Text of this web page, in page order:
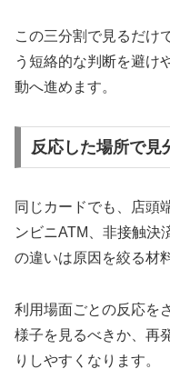
この三分割で見るだけ
う短絡的な判断を避け
動へ進めます。
反応した場所で見
同じカードでも、店頭
ンビニATM、非接触決
の違いは原因を絞る材
利用場面ごとの反応を
様子を見るべきか、再
りしやすくなります。